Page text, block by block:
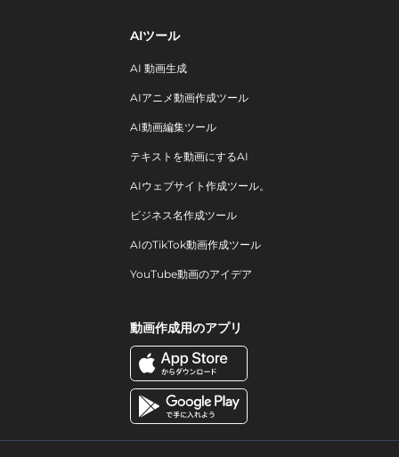
AIツール
AI 動画生成
AIアニメ動画作成ツール
AI動画編集ツール
テキストを動画にするAI
AIウェブサイト作成ツール。
ビジネス名作成ツール
AIのTikTok動画作成ツール
YouTube動画のアイデア
動画作成用のアプリ